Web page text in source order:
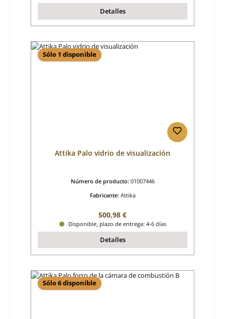
Detalles
Sólo 1 disponible
Attika Palo vidrio de visualización
Número de producto: 01007446
Fabricante: Attika
Precio normal:
500,98 €
Disponible, plazo de entrega: 4-6 días
Detalles
Sólo 6 disponible